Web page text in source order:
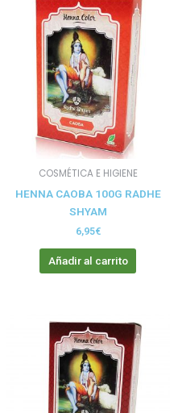
COSMÉTICA E HIGIENE
HENNA CAOBA 100G RADHE
SHYAM
6,95€
Añadir al carrito